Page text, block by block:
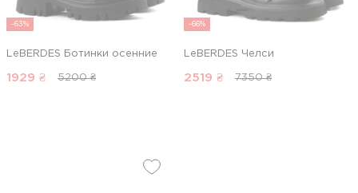
-63%
LeBERDES Ботинки осенние
1929 ₴ 5200 ₴
-66%
LeBERDES Челси
2519 ₴ 7350 ₴